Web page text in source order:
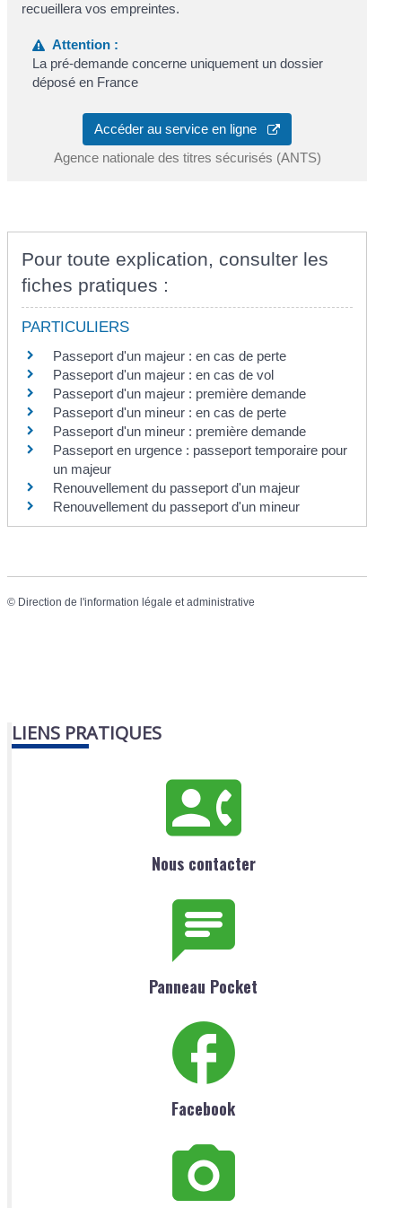
recueillera vos empreintes.
Attention :
La pré-demande concerne uniquement un dossier
déposé en France
Accéder au service en ligne
Agence nationale des titres sécurisés (ANTS)
Pour toute explication, consulter les
fiches pratiques :
PARTICULIERS
Passeport d'un majeur : en cas de perte
Passeport d'un majeur : en cas de vol
Passeport d'un majeur : première demande
Passeport d'un mineur : en cas de perte
Passeport d'un mineur : première demande
Passeport en urgence : passeport temporaire pour
un majeur
Renouvellement du passeport d'un majeur
Renouvellement du passeport d'un mineur
© Direction de l'information légale et administrative
LIENS PRATIQUES
Nous contacter
Panneau Pocket
Facebook